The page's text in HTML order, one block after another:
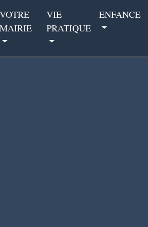
VOTRE
MAIRIE
VIE
PRATIQUE
ENFANCE